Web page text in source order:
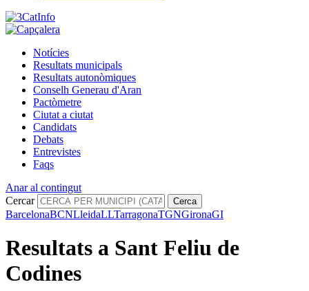
Notícies
Resultats municipals
Resultats autonòmiques
Conselh Generau d'Aran
Pactòmetre
Ciutat a ciutat
Candidats
Debats
Entrevistes
Faqs
Anar al contingut
Cercar
Cerca
BarcelonaBCNLleidaLLTarragonaTGNGironaGI
Resultats a Sant Feliu de
Codines